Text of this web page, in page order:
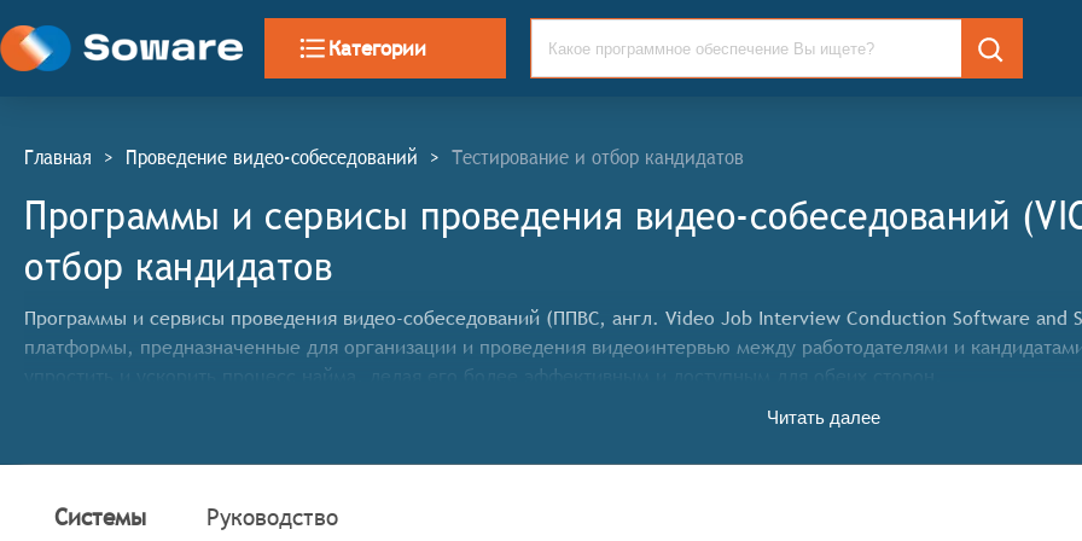
Категории
Главная > Проведение видео-собеседований > Тестирование и отбор кандидатов
Программы и сервисы проведения видео-собеседований
отбор кандидатов
Программы и сервисы проведения видео-собеседований (ППВС, англ. Video Job Interview Conduction Software and
платформы, предназначенные для организации и проведения видеоинтервью между работодателями и
упростить и ускорить процесс найма, делая его более эффективным и доступным для обеих сторон.
Классификатор программных продуктов Соваре определяет конкретные функциональные критерии для систем.
Проведение видеоинтервью: Платформы предоставляют инструменты для записи и хранения видеоинтервью,
Читать далее
Системы Руководство